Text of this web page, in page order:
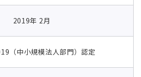
2019年 2月
（中小規模法人部門）認定